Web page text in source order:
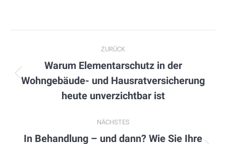
Kommentarnavigation
ZURÜCK
Vorheriger
Beitrag:
Warum Elementarschutz in der
Wohngebäude- und Hausratversicherung
heute unverzichtbar ist
NÄCHSTES
In Behandlung – und dann? Wie Sie Ihre